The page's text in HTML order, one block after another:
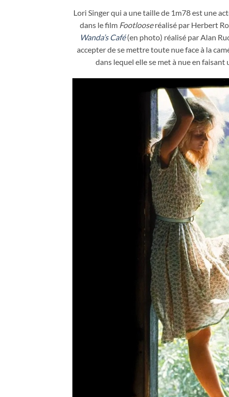
Lori Singer qui a une taille de 1m78 est une
dans le film Footlooseréalisé par Herbert
Wanda’s Café(en photo) réalisé par Alan
accepter de se mettre toute nue face à la
dans lequel elle se met à nue en